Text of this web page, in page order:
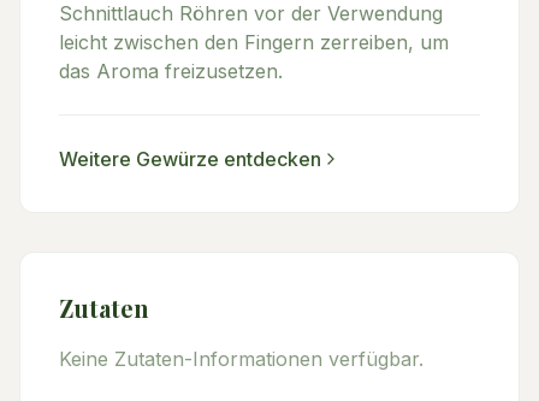
Schnittlauch Röhren vor der Verwendung
leicht zwischen den Fingern zerreiben, um
das Aroma freizusetzen.
Weitere Gewürze entdecken
Zutaten
Keine Zutaten-Informationen verfügbar.